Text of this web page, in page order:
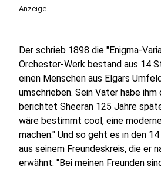
Anzeige
Der schrieb 1898 die "Enigma-
Orchester-Werk bestand aus 14
einen Menschen aus Elgars
umschrieben. Sein Vater habe ihm
berichtet Sheeran 125 Jahre
wäre bestimmt cool, eine
machen." Und so geht es in den
aus seinem Freundeskreis, die er
erwähnt. "Bei meinen Freunden